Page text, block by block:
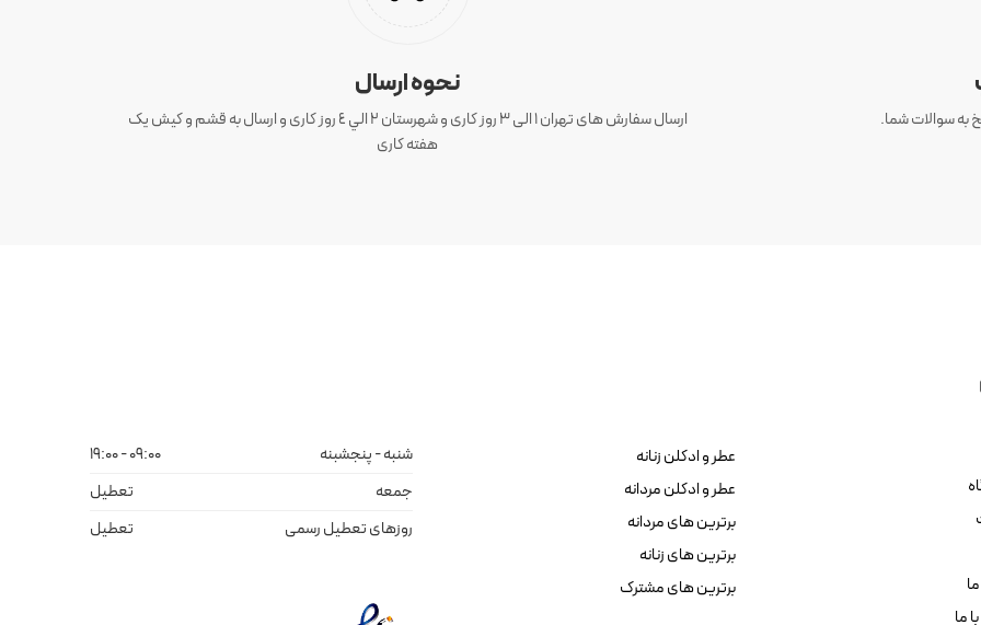
به سوالات شما.
نحوه ارسال
ارسال سفارش های تهران 1 الی 3 روز کاری و شهرستان ٢ الي ٤ روز کاری و ارسال به قشم و کیش یک
هفته کاری
ما
عطر و ادکلن زنانه
عطر و ادکلن مردانه
برترین های مردانه
برترین های زنانه
برترین های مشترک
شنبه - پنجشبنه
09:00 - 19:00
جمعه
تعطیل
روزهای تعطیل رسمی
تعطیل